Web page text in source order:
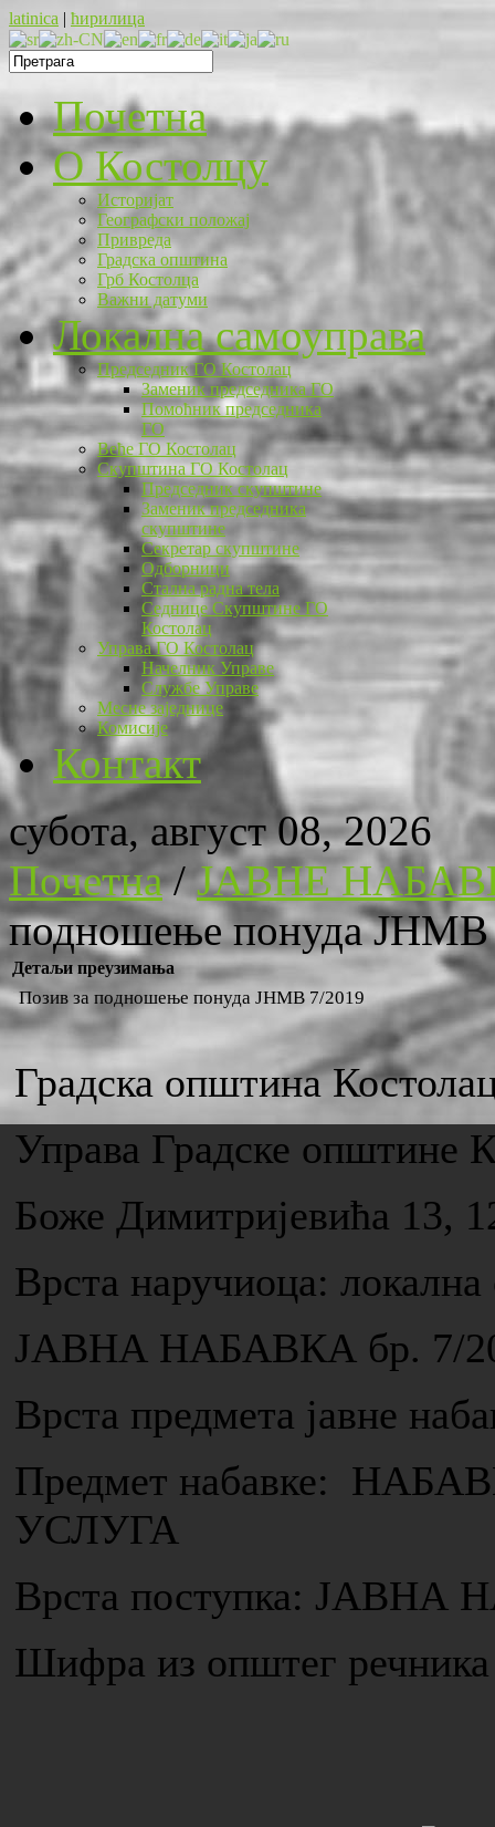
latinica | ћирилица
Почетна
O Костолцу
Историјат
Географски положај
Привреда
Градска општина
Грб Костолца
Важни датуми
Локална самоуправа
Председник ГО Костолац
Заменик председника ГО
Помоћник председника
ГО
Веће ГО Костолац
Скупштина ГО Костолац
Председник скупштине
Заменик председника
скупштине
Секретар скупштине
Одборници
Стална радна тела
Седнице Скупштине ГО
Костолац
Управа ГО Костолац
Начелник Управе
Службе Управе
Месне заједнице
Комисије
Контакт
субота, август 08, 2026
Почетна/ЈАВНЕ
подношење понуда ЈНМВ
Детаљи преузимања
Позив за подношење понуда ЈНМВ 7/2019
Градска општина
Управа Градске општине
Боже Димитријевића 13,
Врста наручиоца: локална
ЈАВНА НАБАВКА бр. 7/
Врста предмета јавне
Предмет набавке:
УСЛУГА
Врста поступка:
Шифра из општег